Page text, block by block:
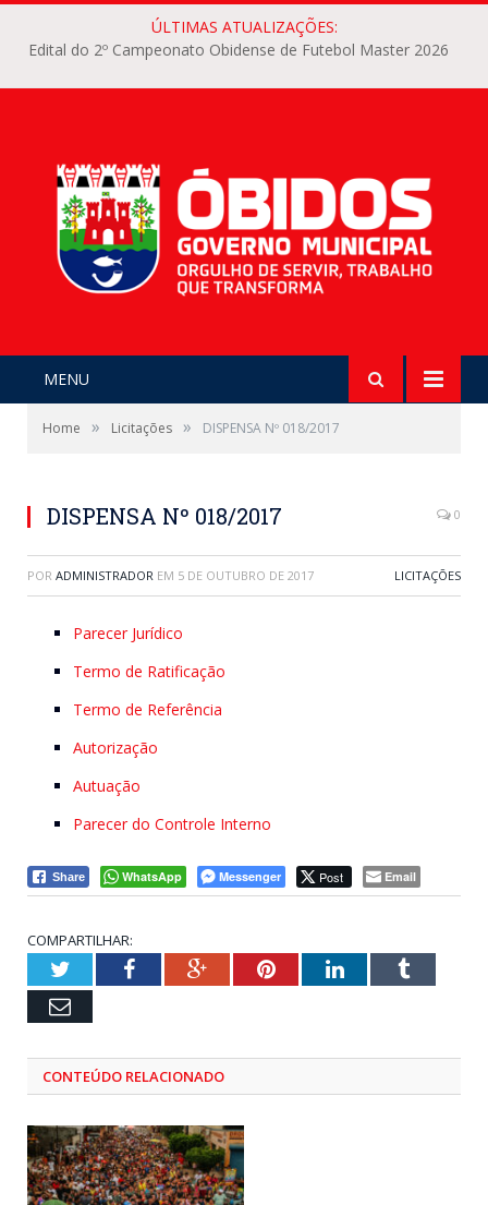
ÚLTIMAS ATUALIZAÇÕES:
Edital do 2º Campeonato Obidense de Futebol Master 2026
MENU
Home » Licitações » DISPENSA Nº 018/2017
DISPENSA Nº 018/2017 0
POR ADMINISTRADOR EM 5 DE OUTUBRO DE 2017 LICITAÇÕES
Parecer Jurídico
Termo de Ratificação
Termo de Referência
Autorização
Autuação
Parecer do Controle Interno
Share WhatsApp Messenger Post Email
COMPARTILHAR:
TwitterFacebookGoogle+PinterestLinkedInTumblr
Email
CONTEÚDO RELACIONADO